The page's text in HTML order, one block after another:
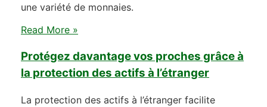
une variété de monnaies.
Read More »
Protégez davantage vos proches grâce à
la protection des actifs à l’étranger
La protection des actifs à l’étranger facilite